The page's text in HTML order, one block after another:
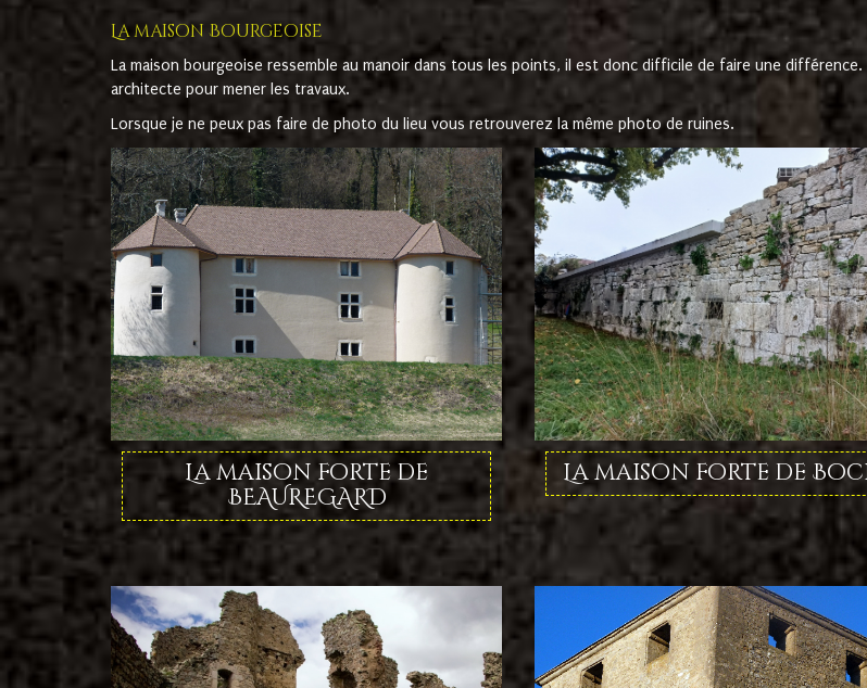
La maison Bourgeoise
La maison bourgeoise ressemble au manoir dans tous les points, il est donc difficile de faire une
architecte pour mener les travaux.
Lorsque je ne peux pas faire de photo du lieu vous retrouverez la même photo de ruines.
La maison forte de
BEAUREGARD
La maison forte de